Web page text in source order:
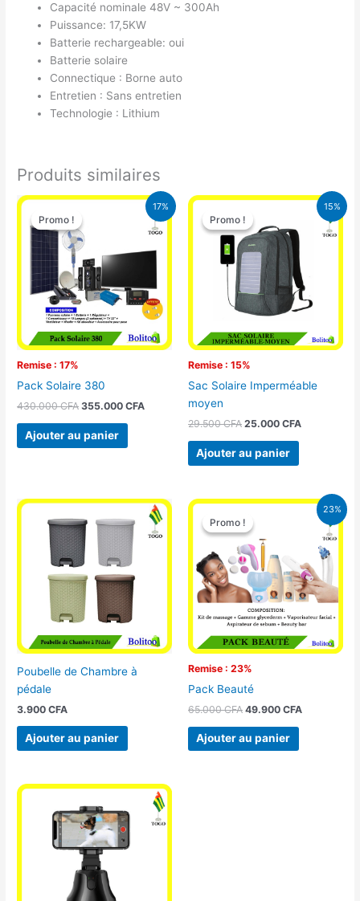
Capacité nominale 48V ~ 300Ah
Puissance: 17,5KW
Batterie rechargeable: oui
Batterie solaire
Connectique : Borne auto
Entretien : Sans entretien
Technologie : Lithium
Produits similaires
17%
Promo !
Remise : 17%
Promo !
Pack Solaire 380
430.000CFA
Le
initial
était :
430.000 CFA.
355.000CFA
Le
prix
actuel
355.000 CFA.
Ajouter au panier
15%
Promo !
Remise : 15%
Promo !
Sac Solaire Imperméable
moyen
29.500CFA
Le
prix
initial
était :
29.500 CFA.
25.000 CFA
Le
prix
actuel
Ajouter au panier
Poubelle de Chambre à
pédale
3.900CFA
Ajouter au panier
23%
Promo !
Remise : 23%
Promo !
Pack Beauté
65.000CFA
Le
prix
initial
était :
65.000 CFA.
49.900 CFA
Le
prix
actuel
49.900
Ajouter au panier